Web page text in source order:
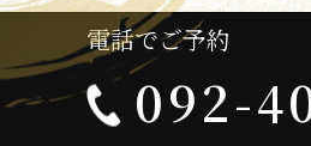
電話でご予約
092-